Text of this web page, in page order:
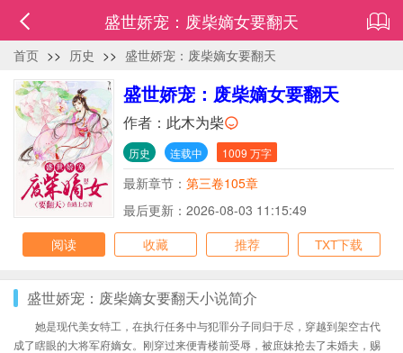
盛世娇宠：废柴嫡女要翻天
首页 >> 历史 >> 盛世娇宠：废柴嫡女要翻天
盛世娇宠：废柴嫡女要翻天
作者： 此木为柴
历史 连载中 1009 万字
最新章节： 第三卷105章
最后更新：2026-08-03 11:15:49
阅读
收藏 推荐 TXT下载
盛世娇宠：废柴嫡女要翻天小说简介
她是现代美女特工，在执行任务中与犯罪分子同归于尽，穿越到架空古代
成了瞎眼的大将军府嫡女。刚穿过来便青楼前受辱，被庶妹抢去了未婚夫，赐